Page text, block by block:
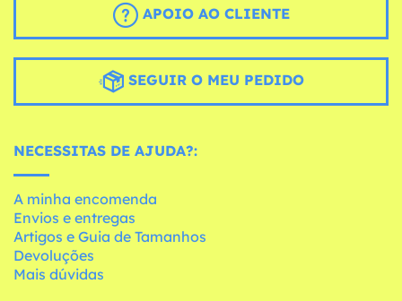
APOIO AO CLIENTE
SEGUIR O MEU PEDIDO
NECESSITAS DE AJUDA?:
A minha encomenda
Envios e entregas
Artigos e Guia de Tamanhos
Devoluções
Mais dúvidas